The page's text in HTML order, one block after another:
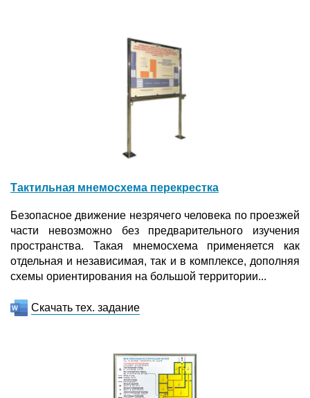
Тактильная мнемосхема перекрестка
Безопасное движение незрячего человека по проезжей
части невозможно без предварительного изучения
пространства. Такая мнемосхема применяется как
отдельная и независимая, так и в комплексе, дополняя
схемы ориентирования на большой территории...
Скачать тех. задание